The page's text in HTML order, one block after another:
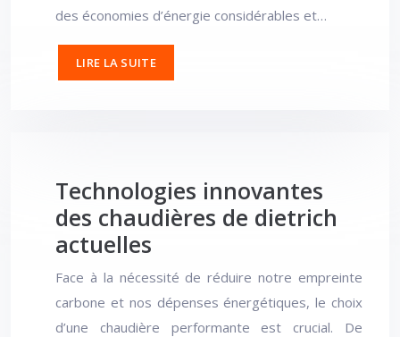
des économies d’énergie considérables et…
LIRE LA SUITE
Technologies innovantes
des chaudières de dietrich
actuelles
Face à la nécessité de réduire notre empreinte
carbone et nos dépenses énergétiques, le choix
d’une chaudière performante est crucial. De